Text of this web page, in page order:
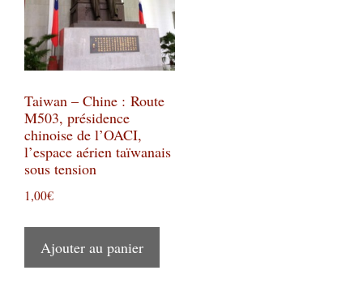
Taiwan – Chine : Route
M503, présidence
chinoise de l’OACI,
l’espace aérien taïwanais
sous tension
1,00€
Ajouter au panier